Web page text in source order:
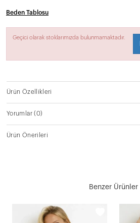
Beden Tablosu
Geçici olarak stoklarımızda bulunmamaktadır.
Ürün Özellikleri
Yorumlar(0)
Ürün Önerileri
Benzer Ürünler